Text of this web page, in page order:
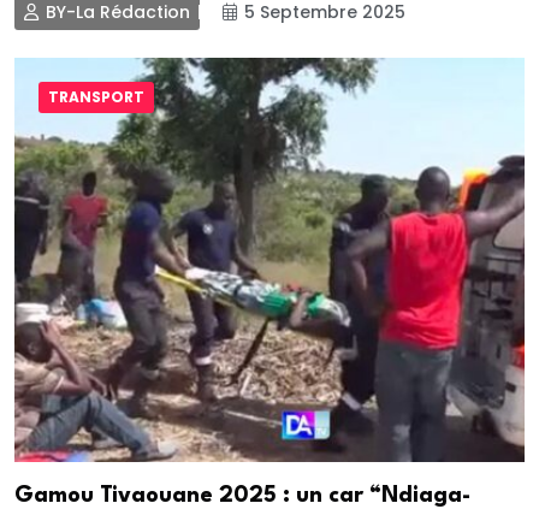
BY-La Rédaction 5 Septembre 2025
TRANSPORT
Gamou Tivaouane 2025 : un car “Ndiaga-